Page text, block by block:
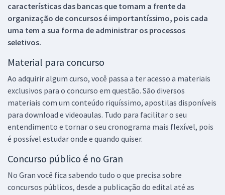
características das bancas que tomam a frente da
organização de concursos é importantíssimo, pois cada
uma tem a sua forma de administrar os processos
seletivos.
Material para concurso
Ao adquirir algum curso, você passa a ter acesso a materiais
exclusivos para o concurso em questão. São diversos
materiais com um conteúdo riquíssimo, apostilas disponíveis
para download e videoaulas. Tudo para facilitar o seu
entendimento e tornar o seu cronograma mais flexível, pois
é possível estudar onde e quando quiser.
Concurso público é no Gran
No Gran você fica sabendo tudo o que precisa sobre
concursos públicos, desde a publicação do edital até as